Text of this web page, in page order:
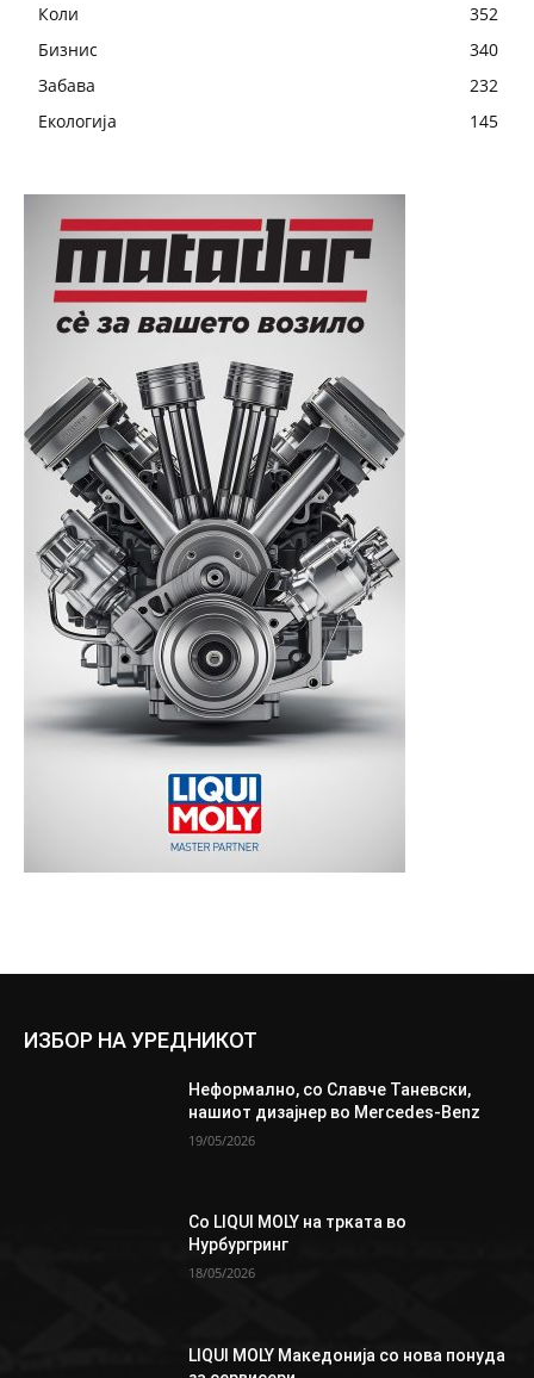
Коли
352
Бизнис
340
Забава
232
Екологија
145
ИЗБОР НА УРЕДНИКОТ
Неформално, со Славче Таневски,
нашиот дизајнер во Mercedes-Benz
19/05/2026
Со LIQUI MOLY на трката во
Нурбургринг
18/05/2026
LIQUI MOLY Македонија со нова понуда